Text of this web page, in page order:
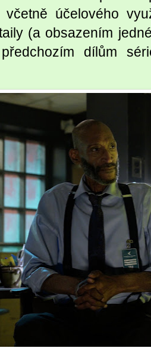
účelového
(a obsazením
dílům